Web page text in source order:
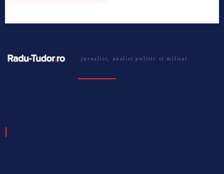
jurnalist, analist politic si militar